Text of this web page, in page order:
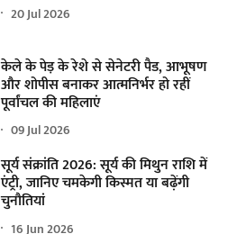
20 Jul 2026
केले के पेड़ के रेशे से सेनेटरी पैड, आभूषण
और शोपीस बनाकर आत्मनिर्भर हो रहीं
पूर्वांचल की महिलाएं
09 Jul 2026
सूर्य संक्रांति 2026: सूर्य की मिथुन राशि में
एंट्री, जानिए चमकेगी किस्मत या बढ़ेंगी
चुनौतियां
16 Jun 2026